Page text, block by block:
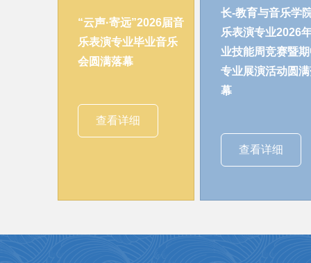
“云声·寄远”2026届音
乐表演专业毕业音乐
会圆满落幕
查看详细
长-教育与音乐学
乐表演专业2026
业技能周竞赛暨
专业展演活动圆
幕
查看详细